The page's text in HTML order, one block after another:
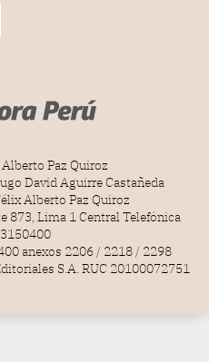
Paz Quiroz
David Aguirre Castañeda
Alberto Paz Quiroz
873, Lima 1 Central Telefónica
anexos 2206 / 2218 / 2298
S.A. RUC 20100072751